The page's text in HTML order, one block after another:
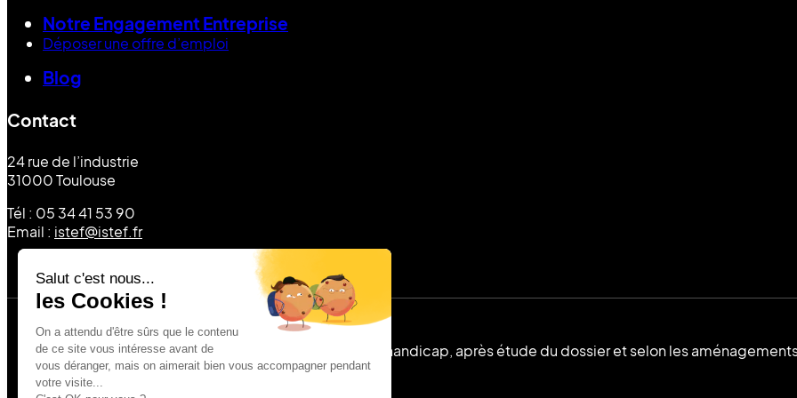
Notre Engagement Entreprise
Déposer une offre d’emploi
Blog
Contact
24 rue de l’industrie
31000 Toulouse
Tél : 05 34 41 53 90
Email : istef@istef.fr
Formations accessibles aux personnes en situation de handicap, après étude du dossier et selon les